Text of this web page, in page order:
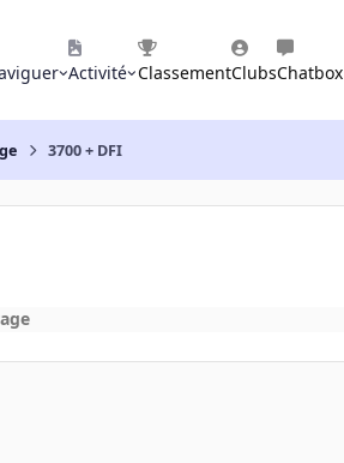
Activité ClassementClubsChatbox
3700 + DFI